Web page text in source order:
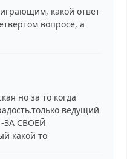
какой ответ
вопросе, а
но за то когда
ведущий
-ЗА СВОЕЙ
какой то